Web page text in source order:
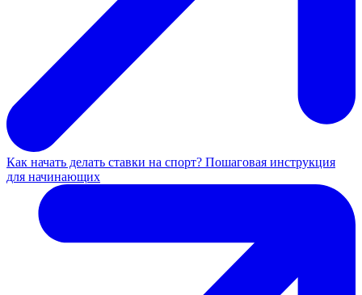
Как начать делать ставки на спорт? Пошаговая инструкция
для начинающих